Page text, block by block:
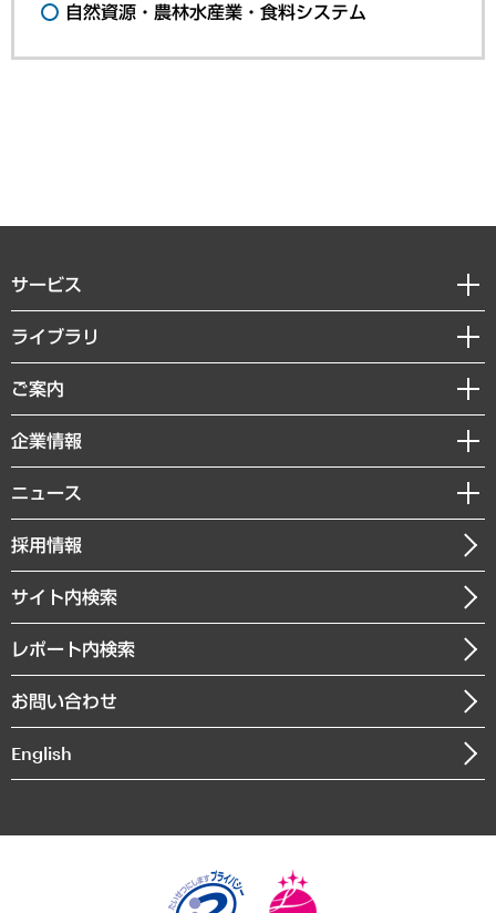
自然資源・農林水産業・食料システム
サービス
経営戦略
組織・人事戦略
デジタルイノベーション
共生・ダイバーシティ
GRC（ガバナンス・リスク・コンプライアンス）・防災（政策）
経済・産業・雇用・労働
まちづくり・観光・交通・スポーツ・スマートシティ
自然資源・農林水産業・食料システム
ライブラリ
経済調査
レポート
コラム
経営用語集
受託・受注実績（官公庁関連）
メディア掲載・出演
ご案内
セミナー・イベント情報
MUFGビジネスセミナー
受託案件情報
企業情報
私たちの想い
社長メッセージ
会社概要
沿革
組織図・本部部室紹介
インドネシア現地法人
個人情報保護方針
ニュース
ニュースリリース
お知らせ
採用情報
サイト内検索
レポート内検索
お問い合わせ
English